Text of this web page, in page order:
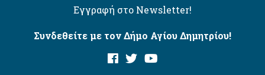
Εγγραφή στο Newsletter!
Συνδεθείτε με τον Δήμο Αγίου Δημητρίου!